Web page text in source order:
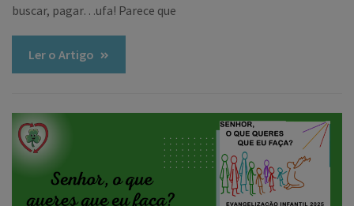
buscar, pagar…ufa! Parece que
Ler o Artigo